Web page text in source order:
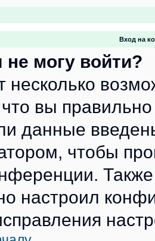
Вход на
не могу войти?
несколько
вы
данные
чтобы
настроил